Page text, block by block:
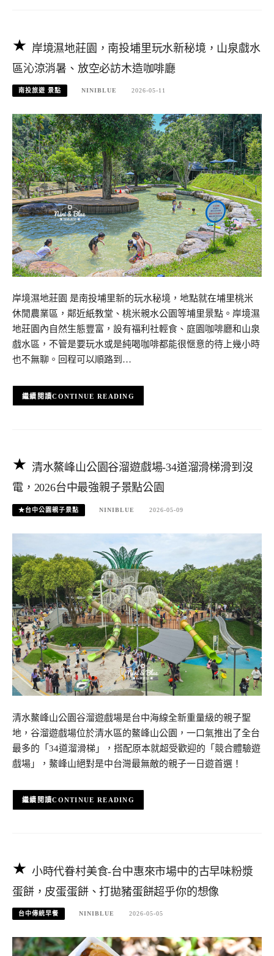
岸境濕地莊園，南投埔里玩水新秘境，山泉戲水
區沁涼消暑、放空必訪木造咖啡廳
南投旅遊 景點 NINIBLUE 2026-05-11
岸境濕地莊園 是南投埔里新的玩水秘境，地點就在埔里桃米
休閒農業區，鄰近紙教堂、桃米親水公園等埔里景點。岸境濕
地莊園內自然生態豐富，設有福利社輕食、庭園咖啡廳和山泉
戲水區，不管是要玩水或是純喝咖啡都能很愜意的待上幾小時
也不無聊。回程可以順路到…
CONTINUE READING
清水鰲峰山公園谷溜遊戲場-34道溜滑梯滑到沒
電，2026台中最強親子景點公園
★台中公園親子景點 NINIBLUE 2026-05-09
清水鰲峰山公園谷溜遊戲場是台中海線全新重量級的親子聖
地，谷溜遊戲場位於清水區的鰲峰山公園，一口氣推出了全台
最多的「34道溜滑梯」，搭配原本就超受歡迎的「競合體驗遊
戲場」，鰲峰山絕對是中台灣最無敵的親子一日遊首選！
CONTINUE READING
小時代眷村美食-台中惠來市場中的古早味粉漿
蛋餅，皮蛋蛋餅、打拋豬蛋餅超乎你的想像
台中傳統早餐 NINIBLUE 2026-05-05